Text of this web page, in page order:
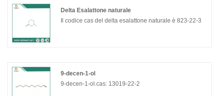
Delta Esalattone naturale
Il codice cas del delta esalattone naturale è 823-22-3
9-decen-1-ol
9-decen-1-ol.cas: 13019-22-2